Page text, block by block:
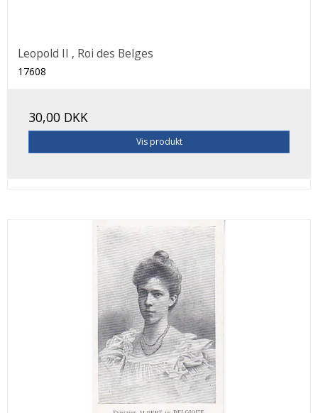
Leopold II , Roi des Belges
17608
30,00 DKK
Vis produkt